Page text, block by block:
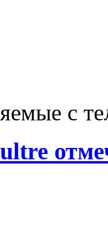
с